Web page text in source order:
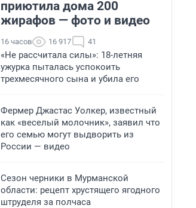
приютила дома 200
жирафов — фото и видео
16 часов 16 917 41
«Не рассчитала силы»: 18-летняя
ужурка пыталась успокоить
трехмесячного сына и убила его
Фермер Джастас Уолкер, известный
как «веселый молочник», заявил что
его семью могут выдворить из
России — видео
Сезон черники в Мурманской
области: рецепт хрустящего ягодного
штруделя за полчаса